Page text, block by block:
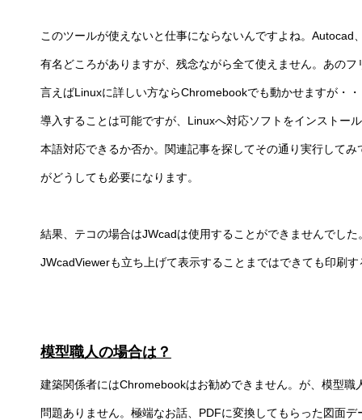
このツールが使えないと仕事にならないんですよね。
有名どころがありますが、残念ながら全て使えません。あの
言えばLinuxに詳しい方ならChromebookでも動かせますが・
導入することは可能ですが、Linuxへ対応ソフトをインストー
本語対応できるか否か。関連記事を探してその通り実行して
がどうしても必要になります。
結果、テコの場合はJWcadは使用することができませんでし
JWcadViewerも立ち上げて表示することまではできても印刷
模型職人の場合は？
建築関係者にはChromebookはお勧めできません。が、模型
問題ありません。極端なお話、PDFに変換してもらった図面